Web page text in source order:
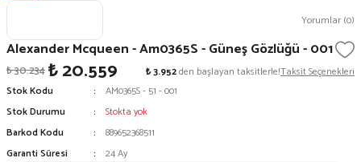
Yorumlar (0)
Alexander Mcqueen - Am0365S - Güneş Gözlüğü - 001
₺ 30.234₺ 20.559 ₺ 3.952den başlayan taksitlerle!Taksit Seçenekleri
Stok Kodu
AM0365S - 51 - 001
Stok Durumu
Stokta yok
Barkod Kodu
889652368511
Garanti Süresi
24 Ay